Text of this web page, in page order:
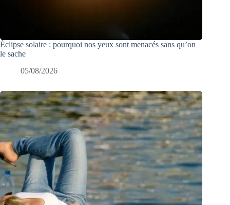
Éclipse solaire : pourquoi nos yeux sont menacés sans qu’on
le sache
05/08/2026